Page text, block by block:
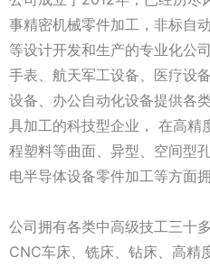
事精密机械零件加工，非标自
等设计开发和生产的专业化公
手表、航天军工设备、医疗设
设备、办公自动化设备提供各
具加工的科技型企业， 在高精
程塑料等曲面、异型、空间型
电半导体设备零件加工等方面
公司拥有各类中高级技工三十
CNC车床、铣床、钻床、高精